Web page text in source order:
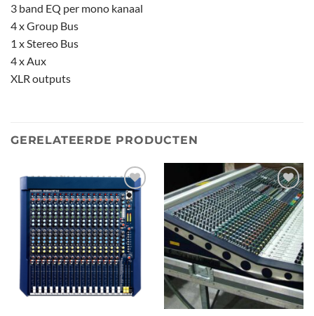
3 band EQ per mono kanaal
4 x Group Bus
1 x Stereo Bus
4 x Aux
XLR outputs
GERELATEERDE PRODUCTEN
Toevoegen
aan
verlanglijst
Toevoegen
aan
verlanglijst